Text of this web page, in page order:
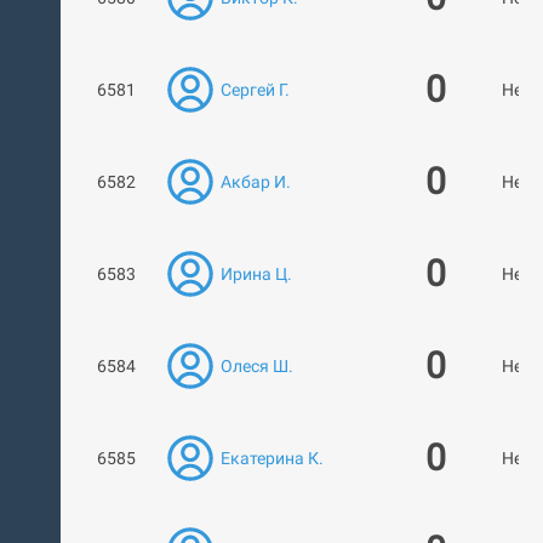
6581 Сергей Г. 0 Нет
6582 Акбар И. 0 Нет
6583 Ирина Ц. 0 Нет
6584 Олеся Ш. 0 Нет
6585 Екатерина К. 0 Нет